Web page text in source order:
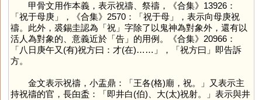
甲骨文用作本義，表示祝禱、祭禱，《合集》13926：
「祝于母庚」，《合集》2570：「祝于母」，表示向母庚祝
禱。此外，裘錫圭認為「祝」字除了以鬼神為對象外，還有以
活人為對象的、意義近於「告」的用例。《合集》20966：
「八日庚午又(有)祝方曰：才(在)……」，「祝方曰」即告訴
方。
金文表示祝禱，小盂鼎：「王各(格)廟，祝。」又表示主
持祝禱的官，長甶盉：「即井白(伯)、大(太)祝射。」表示與井